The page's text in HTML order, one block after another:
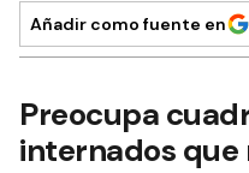
Añadir como fuente en
Preocupa
internados que